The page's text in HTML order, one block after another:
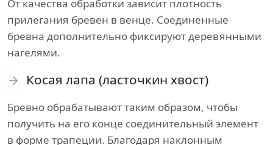
От качества обработки зависит плотность
прилегания бревен в венце. Соединенные
бревна дополнительно фиксируют деревянными
нагелями.
Косая лапа (ласточкин хвост)
Бревно обрабатывают таким образом, чтобы
получить на его конце соединительный элемент
в форме трапеции. Благодаря наклонным